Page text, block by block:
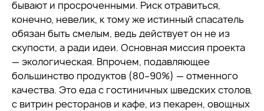
бывают и просроченными. Риск отравиться,
конечно, невелик, к тому же истинный спасатель
обязан быть смелым, ведь действует он не из
скупости, а ради идеи. Основная миссия проекта
— экологическая. Впрочем, подавляющее
большинство продуктов (80–90%) — отменного
качества. Это еда с гостиничных шведских столов,
с витрин ресторанов и кафе, из пекарен, овощных